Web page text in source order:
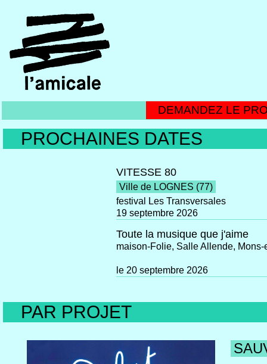
DEMANDEZ LE
PROCHAINES DATES
VITESSE 80
Ville de LOGNES (77)
festival Les Transversales
19 septembre 2026
Toute la musique que j'aime
maison-Folie, Salle Allende,
le 20 septembre 2026
PAR PROJET